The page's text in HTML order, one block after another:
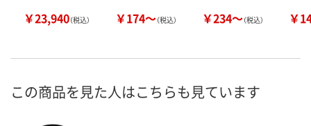
￥23,940（税込） ￥174～（税込） ￥234～（税込） ￥
この商品を見た人はこちらも見ています